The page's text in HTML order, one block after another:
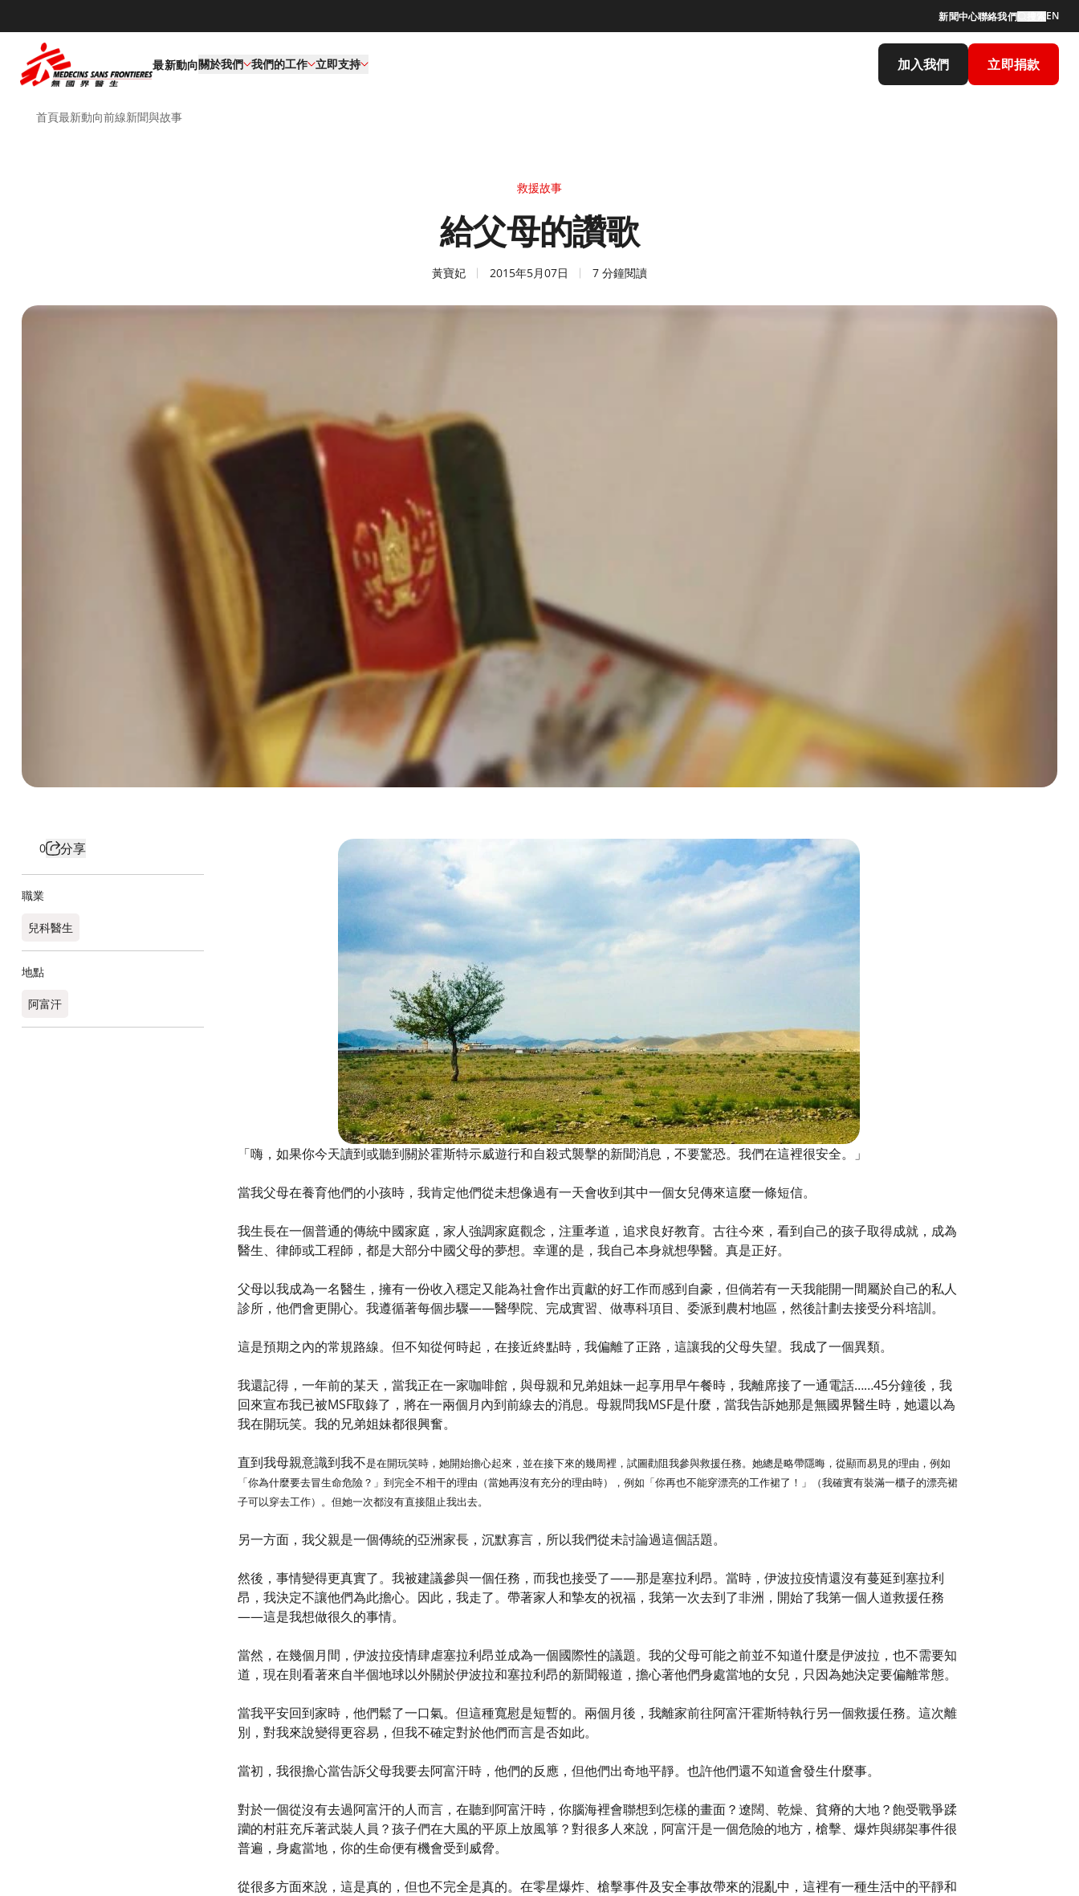
新聞中心聯絡我們 EN
最新動向關於我們 我們的工作​ 立即支持 加入我們 立即捐款
首頁最新動向前線新聞與故事
救援故事
給父母的讚歌
黃寶妃 2015年5月07日 7 分鐘閱讀
0 分享
職業
兒科醫生
地點
阿富汗
「嗨，如果你今天讀到或聽到關於霍斯特示威遊行和自殺式襲擊的新聞消息，不要驚恐。我們在這裡很安全。」
當我父母在養育他們的小孩時，我肯定他們從未想像過有一天會收到其中一個女兒傳來這麼一條短信。
我生長在一個普通的傳統中國家庭，家人強調家庭觀念，注重孝道，追求良好教育。古往今來，看到自己的孩子取得成就，成為
醫生、律師或工程師，都是大部分中國父母的夢想。幸運的是，我自己本身就想學醫。真是正好。
父母以我成為一名醫生，擁有一份收入穩定又能為社會作出貢獻的好工作而感到自豪，但倘若有一天我能開一間屬於自己的私人
診所，他們會更開心。我遵循著每個步驟——醫學院、完成實習、做專科項目、委派到農村地區，然後計劃去接受分科培訓。
這是預期之內的常規路線。但不知從何時起，在接近終點時，我偏離了正路，這讓我的父母失望。我成了一個異類。
我還記得，一年前的某天，當我正在一家咖啡館，與母親和兄弟姐妹一起享用早午餐時，我離席接了一通電話……45分鐘後，我
回來宣布我已被MSF取錄了，將在一兩個月內到前線去的消息。母親問我MSF是什麼，當我告訴她那是無國界醫生時，她還以為
我在開玩笑。我的兄弟姐妹都很興奮。
直到我母親意識到我不是在開玩笑時，她開始擔心起來，並在接下來的幾周裡，試圖勸阻我參與救援任務。她總是略帶隱晦，從顯而易見的理由，例如
「你為什麼要去冒生命危險？」到完全不相干的理由（當她再沒有充分的理由時），例如「你再也不能穿漂亮的工作裙了！」（我確實有裝滿一櫃子的漂亮裙
子可以穿去工作）。但她一次都沒有直接阻止我出去。
另一方面，我父親是一個傳統的亞洲家長，沉默寡言，所以我們從未討論過這個話題。
然後，事情變得更真實了。我被建議參與一個任務，而我也接受了——那是塞拉利昂。當時，伊波拉疫情還沒有蔓延到塞拉利
昂，我決定不讓他們為此擔心。因此，我走了。帶著家人和摯友的祝福，我第一次去到了非洲，開始了我第一個人道救援任務
——這是我想做很久的事情。
當然，在幾個月間，伊波拉疫情肆虐塞拉利昂並成為一個國際性的議題。我的父母可能之前並不知道什麼是伊波拉，也不需要知
道，現在則看著來自半個地球以外關於伊波拉和塞拉利昂的新聞報道，擔心著他們身處當地的女兒，只因為她決定要偏離常態。
當我平安回到家時，他們鬆了一口氣。但這種寬慰是短暫的。兩個月後，我離家前往阿富汗霍斯特執行另一個救援任務。這次離
別，對我來說變得更容易，但我不確定對於他們而言是否如此。
當初，我很擔心當告訴父母我要去阿富汗時，他們的反應，但他們出奇地平靜。也許他們還不知道會發生什麼事。
對於一個從沒有去過阿富汗的人而言，在聽到阿富汗時，你腦海裡會聯想到怎樣的畫面？遼闊、乾燥、貧瘠的大地？飽受戰爭蹂
躪的村莊充斥著武裝人員？孩子們在大風的平原上放風箏？對很多人來說，阿富汗是一個危險的地方，槍擊、爆炸與綁架事件很
普遍，身處當地，你的生命便有機會受到威脅。
從很多方面來說，這是真的，但也不完全是真的。在零星爆炸、槍擊事件及安全事故帶來的混亂中，這裡有一種生活中的平靜和